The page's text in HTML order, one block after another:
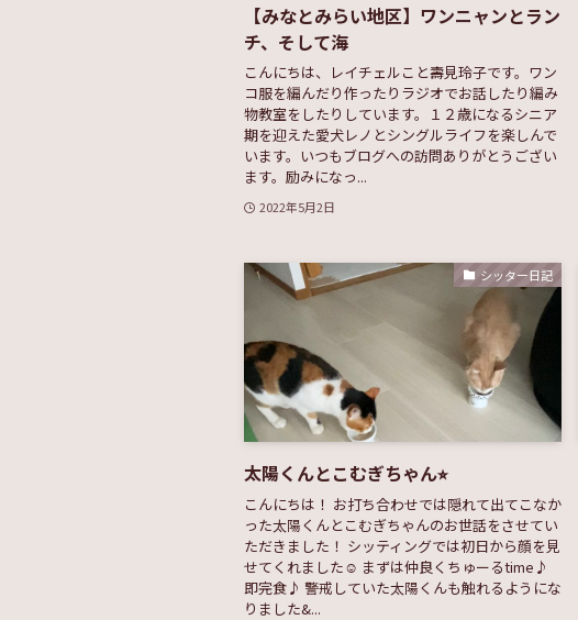
【みなとみらい地区】ワンニャンとラン
チ、そして海
こんにちは、レイチェルこと壽見玲子です。ワン
コ服を編んだり作ったりラジオでお話したり編み
物教室をしたりしています。１２歳になるシニア
期を迎えた愛犬レノとシングルライフを楽しんで
います。いつもブログへの訪問ありがとうござい
ます。励みになっ...
2022年5月2日
シッター日記
太陽くんとこむぎちゃん⭐︎
こんにちは！ お打ち合わせでは隠れて出てこなか
った太陽くんとこむぎちゃんのお世話をさせてい
ただきました！ シッティングでは初日から顔を見
せてくれました☺︎ まずは仲良くちゅーるtime♪
即完食♪ 警戒していた太陽くんも触れるようにな
りました&...